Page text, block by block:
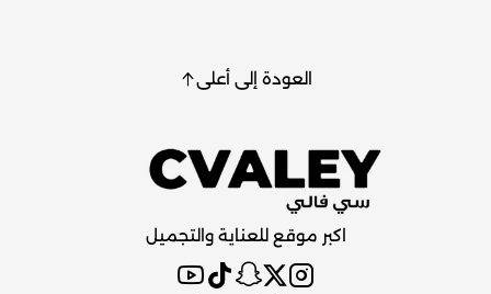
العودة إلى أعلى
اكبر موقع للعناية والتجميل